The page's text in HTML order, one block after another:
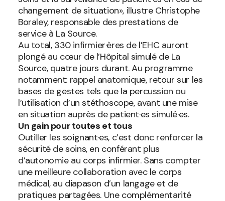
changement de situation», illustre Christophe
Boraley, responsable des prestations de
service à La Source.
Au total, 330 infirmier·ères de l’EHC auront
plongé au cœur de l’Hôpital simulé de La
Source, quatre jours durant. Au programme
notamment: rappel anatomique, retour sur les
bases de gestes tels que la percussion ou
l’utilisation d’un stéthoscope, avant une mise
en situation auprès de patient·es simulé·es.
Un gain pour toutes et tous
Outiller les soignant·es, c’est donc renforcer la
sécurité de soins, en conférant plus
d’autonomie au corps infirmier. Sans compter
une meilleure collaboration avec le corps
médical, au diapason d’un langage et de
pratiques partagées. Une complémentarité